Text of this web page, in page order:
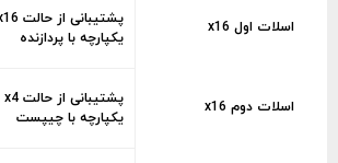
اسلات اول x16
پشتیبانی از حالت PCIe 5.0 x16
یکپارچه با پردازنده
اسلات دوم x16
پشتیبانی از حالت PCIe 4.0 x4
یکپارچه با چیپست